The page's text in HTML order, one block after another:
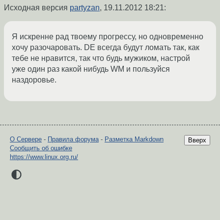
Исходная версия partyzan, 19.11.2012 18:21:
Я искренне рад твоему прогрессу, но одновременно
хочу разочаровать. DE всегда будут ломать так, как
тебе не нравится, так что будь мужиком, настрой
уже один раз какой нибудь WM и пользуйся
наздоровье.
Вверх
О Сервере - Правила форума- Разметка Markdown
Сообщить об ошибке
https://www.linux.org.ru/